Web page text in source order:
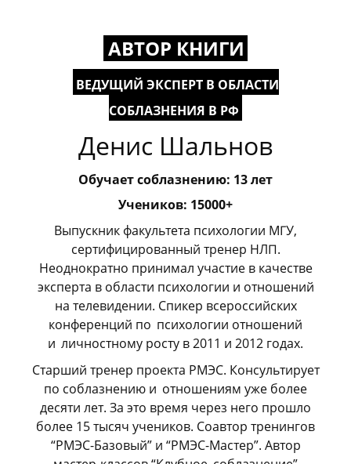
АВТОР КНИГИ
ВЕДУЩИЙ ЭКСПЕРТ В ОБЛАСТИ
СОБЛАЗНЕНИЯ В РФ
Денис Шальнов
Обучает соблазнению: 13 лет
Учеников: 15000+
Выпускник факультета психологии МГУ,
сертифицированный тренер НЛП.
Неоднократно принимал участие в качестве
эксперта в области психологии и отношений
на телевидении. Спикер всероссийских
конференций по психологии отношений
и личностному росту в 2011 и 2012 годах.
Старший тренер проекта РМЭС. Консультирует
по соблазнению и отношениям уже более
десяти лет. За это время через него прошло
более 15 тысяч учеников. Соавтор тренингов
“РМЭС-Базовый” и “РМЭС-Мастер”. Автор